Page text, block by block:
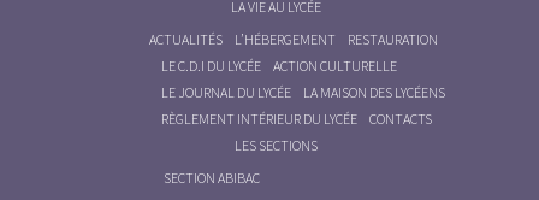
LA VIE AU LYCÉE
ACTUALITÉS
L’HÉBERGEMENT
RESTAURATION
LE C.D.I DU LYCÉE
ACTION CULTURELLE
LE JOURNAL DU LYCÉE
LA MAISON DES LYCÉENS
RÈGLEMENT INTÉRIEUR DU LYCÉE
CONTACTS
LES SECTIONS
SECTION ABIBAC